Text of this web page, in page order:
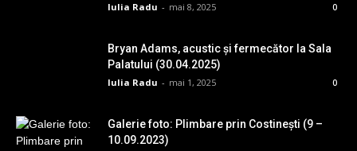
Iulia Radu - mai 8, 2025 0
Bryan Adams, acustic și fermecător la Sala
Palatului (30.04.2025)
Iulia Radu - mai 1, 2025 0
Galerie foto: Plimbare prin Costinești (9 –
10.09.2023)